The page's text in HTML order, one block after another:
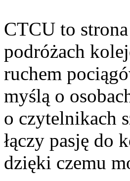
CTCU to
podróżach
ruchem
myślą o
o czytelnikach
łączy pasję do
dzięki czemu